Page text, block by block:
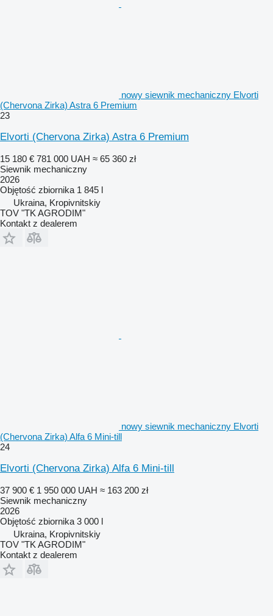
nowy siewnik mechaniczny Elvorti
(Chervona Zirka) Astra 6 Premium
23
Elvorti (Chervona Zirka) Astra 6 Premium
15 180 € 781 000 UAH ≈ 65 360 zł
Siewnik mechaniczny
2026
Objętość zbiornika 1 845 l
Ukraina, Kropivnitskiy
TOV "TK AGRODIM"
Kontakt z dealerem
nowy siewnik mechaniczny Elvorti
(Chervona Zirka) Alfa 6 Mini-till
24
Elvorti (Chervona Zirka) Alfa 6 Mini-till
37 900 € 1 950 000 UAH ≈ 163 200 zł
Siewnik mechaniczny
2026
Objętość zbiornika 3 000 l
Ukraina, Kropivnitskiy
TOV "TK AGRODIM"
Kontakt z dealerem